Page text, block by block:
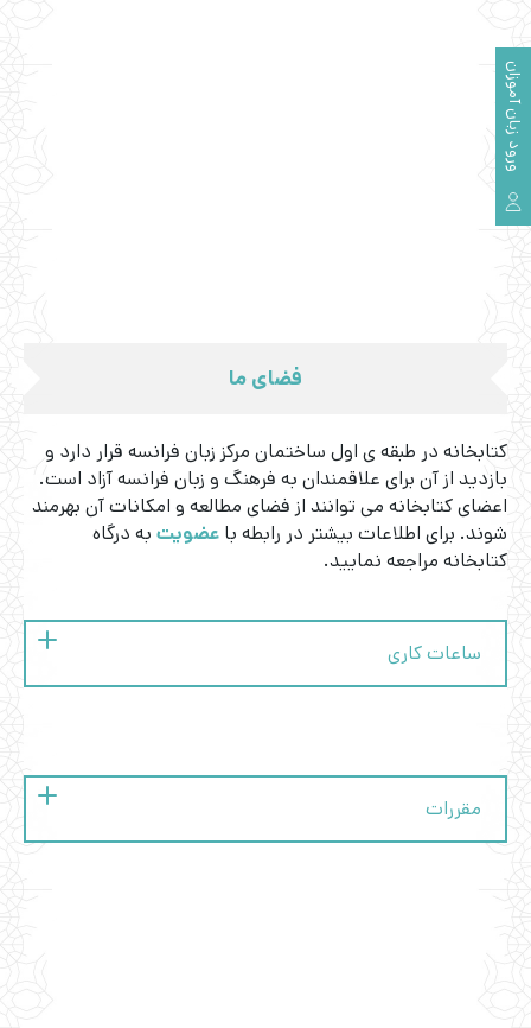
فضای ما
کتابخانه در طبقه ی اول ساختمان مرکز زبان فرانسه قرار دارد و
بازدید از آن برای علاقمندان به فرهنگ و زبان فرانسه آزاد است.
اعضای کتابخانه می توانند از فضای مطالعه و امکانات آن بهرمند
شوند. برای اطلاعات بیشتر در رابطه با عضویت به درگاه
کتابخانه مراجعه نمایید.
ساعات کاری
یکشنبه
۹:۳۰-۱۸
دوشنبه
۹:۳۰-۱۸
مقررات
ورود زبان آموزان